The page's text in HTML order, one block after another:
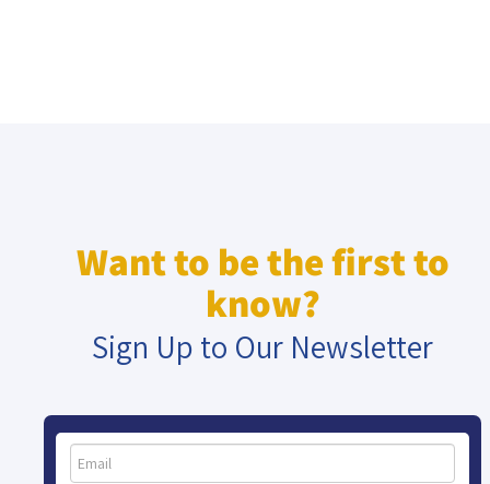
Want to be the first to
know?
Sign Up to Our Newsletter